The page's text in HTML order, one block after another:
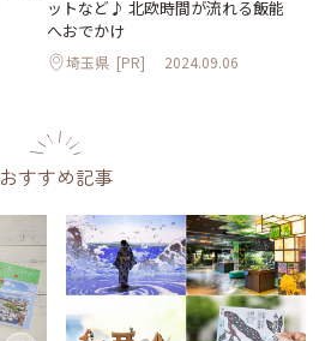
ットなど♪ 北欧時間が流れる飯能
へおでかけ
埼玉県 [PR] 2024.09.06
おすすめ記事